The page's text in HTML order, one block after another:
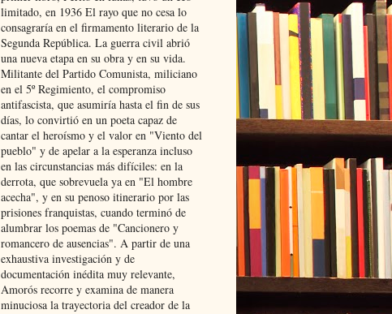
limitado, en 1936 El rayo que no cesa lo
consagraría en el firmamento literario de la
Segunda República. La guerra civil abrió
una nueva etapa en su obra y en su vida.
Militante del Partido Comunista, miliciano
en el 5º Regimiento, el compromiso
antifascista, que asumiría hasta el fin de sus
días, lo convirtió en un poeta capaz de
cantar el heroísmo y el valor en "Viento del
pueblo" y de apelar a la esperanza incluso
en las circunstancias más difíciles: en la
derrota, que sobrevuela ya en "El hombre
acecha", y en su penoso itinerario por las
prisiones franquistas, cuando terminó de
alumbrar los poemas de "Cancionero y
romancero de ausencias". A partir de una
exhaustiva investigación y de
documentación inédita muy relevante,
Amorós recorre y examina de manera
minuciosa la trayectoria del creador de la